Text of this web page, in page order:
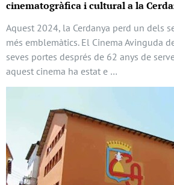
cinematogràfica i cultural a la
Aquest 2024, la Cerdanya perd un dels
més emblemàtics. El Cinema Avinguda
seves portes després de 62 anys de
aquest cinema ha estat e …